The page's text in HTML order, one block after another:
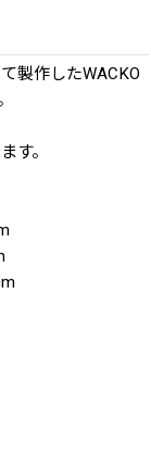
製作したWACKO
す。